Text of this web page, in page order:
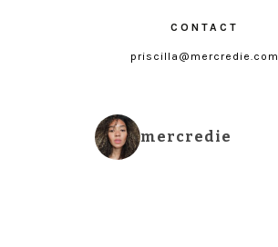
CONTACT
priscilla@mercredie.com
mercredie